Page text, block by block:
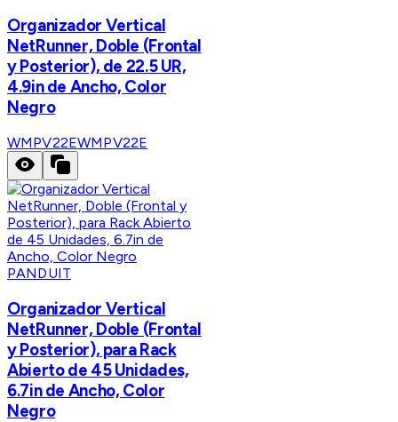
Organizador Vertical
NetRunner, Doble (Frontal
y Posterior), de 22.5 UR,
4.9in de Ancho, Color
Negro
WMPV22EWMPV22E
PANDUIT
Organizador Vertical
NetRunner, Doble (Frontal
y Posterior), para Rack
Abierto de 45 Unidades,
6.7in de Ancho, Color
Negro